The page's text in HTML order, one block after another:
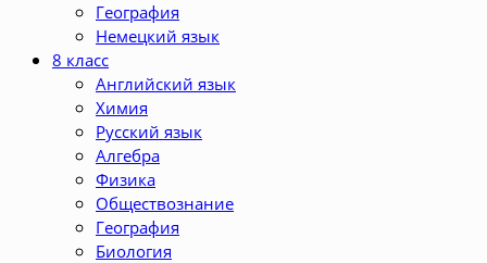
География
Немецкий язык
8 класс
Английский язык
Химия
Русский язык
Алгебра
Физика
Обществознание
География
Биология